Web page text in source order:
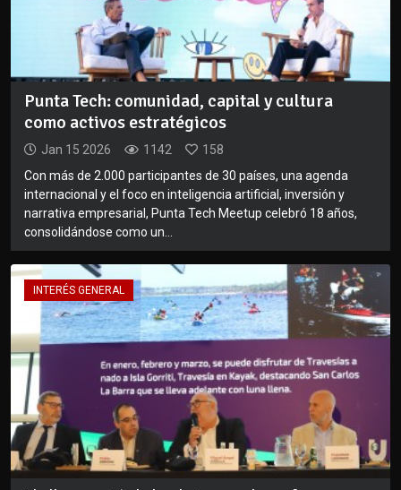
Punta Tech: comunidad, capital y cultura
como activos estratégicos
Jan 15 2026 1142
158
Con más de 2.000 participantes de 30 países, una agenda
internacional y el foco en inteligencia artificial, inversión y
narrativa empresarial, Punta Tech Meetup celebró 18 años,
consolidándose como un...
INTERÉS GENERAL